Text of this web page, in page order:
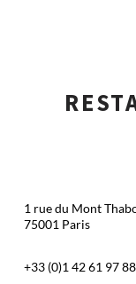
1 rue du Mont
75001 Paris
+33 (0)1 42 61 97 88